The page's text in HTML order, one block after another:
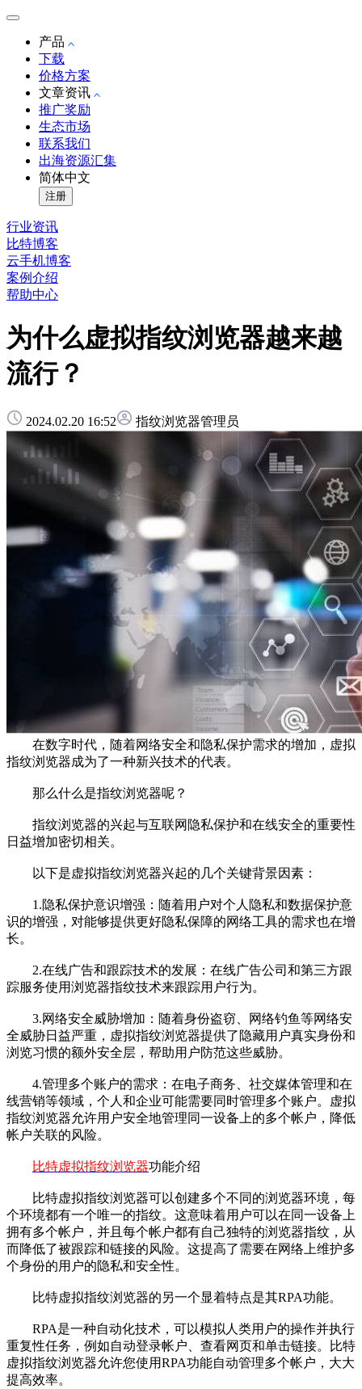
产品
下载
价格方案
文章资讯
推广奖励
生态市场
联系我们
出海资源汇集
简体中文
注册
行业资讯
比特博客
云手机博客
案例介绍
帮助中心
为什么虚拟指纹浏览器越来越
流行？
2024.02.20 16:52 指纹浏览器管理员
在数字时代，随着网络安全和隐私保护需求的增加，虚拟
指纹浏览器成为了一种新兴技术的代表。
那么什么是指纹浏览器呢？
指纹浏览器的兴起与互联网隐私保护和在线安全的重要性
日益增加密切相关。
以下是虚拟指纹浏览器兴起的几个关键背景因素：
1.隐私保护意识增强：随着用户对个人隐私和数据保护意
识的增强，对能够提供更好隐私保障的网络工具的需求也在增
长。
2.在线广告和跟踪技术的发展：在线广告公司和第三方跟
踪服务使用浏览器指纹技术来跟踪用户行为。
3.网络安全威胁增加：随着身份盗窃、网络钓鱼等网络安
全威胁日益严重，虚拟指纹浏览器提供了隐藏用户真实身份和
浏览习惯的额外安全层，帮助用户防范这些威胁。
4.管理多个账户的需求：在电子商务、社交媒体管理和在
线营销等领域，个人和企业可能需要同时管理多个账户。虚拟
指纹浏览器允许用户安全地管理同一设备上的多个帐户，降低
帐户关联的风险。
比特虚拟指纹浏览器功能介绍
比特虚拟指纹浏览器可以创建多个不同的浏览器环境，每
个环境都有一个唯一的指纹。这意味着用户可以在同一设备上
拥有多个帐户，并且每个帐户都有自己独特的浏览器指纹，从
而降低了被跟踪和链接的风险。这提高了需要在网络上维护多
个身份的用户的隐私和安全性。
比特虚拟指纹浏览器的另一个显着特点是其RPA功能。
RPA是一种自动化技术，可以模拟人类用户的操作并执行
重复性任务，例如自动登录帐户、查看网页和单击链接。比特
虚拟指纹浏览器允许您使用RPA功能自动管理多个帐户，大大
提高效率。